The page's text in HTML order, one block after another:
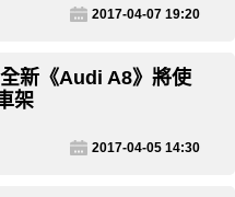
2017-04-07 19:20
新《Audi A8》將使
架
2017-04-05 14:30